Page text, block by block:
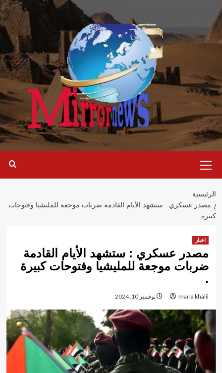
تخطي
إلى
المحتوى
الرئيسية
الرئيسية
مصدر عسكري : ستشهد الأيام القادمة ضربات موجعة للمليشيا وفتوحات
كبيرة .
اخبار
مصدر عسكري : ستشهد الأيام القادمة
ضربات موجعة للمليشيا وفتوحات كبيرة
.
maria khalil نوفمبر 10, 2024